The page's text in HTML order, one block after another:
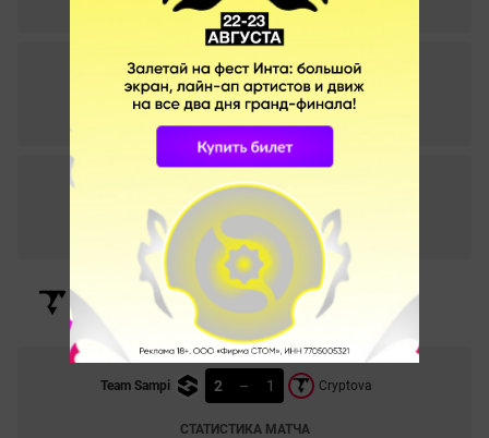
СТАТИСТИКА МАТЧА
Team Singularity 0 – 2 Masonic
СТАТИСТИКА МАТЧА
ESEA S40: Advanced Division - EU. 28.03.2022
2 1
СТАТИСТИКА МАТЧА
European Pro League Season 8: Division 2. 13.05.2023
Team Sampi 2 – 1 Cryptova
СТАТИСТИКА МАТЧА